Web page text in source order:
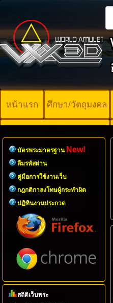
หน้าแรก ศึกษา/วัตถุมงคล
บัตรพระมาตรฐาน New!
ลืมรหัสผ่าน
คู่มือการใช้งานเว็บ
กฎกติกาลงโทษผู้กระทำผิด
ปฏิทินงานประกวด
สถิติเว็บพระ